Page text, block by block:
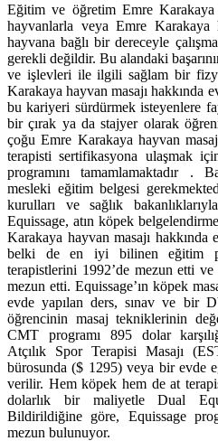
Eğitim ve öğretim Emre Karakaya
hayvanlarla veya Emre Karakaya
hayvana bağlı bir dereceyle
gerekli değildir. Bu alandaki
ve işlevleri ile ilgili sağlam bir
Karakaya hayvan masajı hakkında
bu kariyeri sürdürmek isteyenlere
bir çırak ya da stajyer olarak
çoğu Emre Karakaya hayvan
terapisti sertifikasyona ulaşmak
programını tamamlamaktadır .
mesleki eğitim belgesi
kurulları ve sağlık
Equissage, atın köpek
Karakaya hayvan masajı
belki de en iyi bilinen eğitim
terapistlerini 1992’de mezun etti
mezun etti. Equissage’ın köpek
evde yapılan ders, sınav ve bir
öğrencinin masaj tekniklerinin
CMT programı 895 dolar
Atçılık Spor Terapisi Masajı
bürosunda ($ 1295) veya bir evde
verilir. Hem köpek hem de at
dolarlık bir maliyetle Dual
Bildirildiğine göre, Equissage
mezun bulunuyor.